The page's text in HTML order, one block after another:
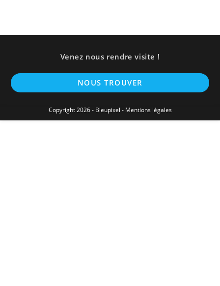
Venez nous rendre visite !
NOUS TROUVER
Copyright 2026 - Bleupixel - Mentions légales